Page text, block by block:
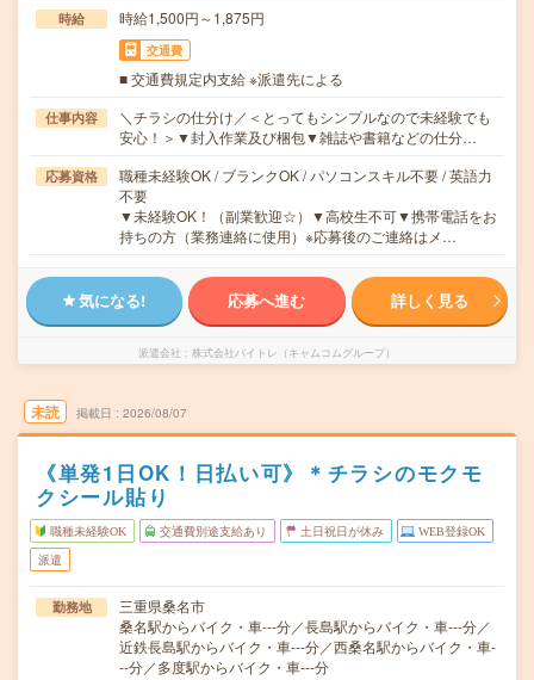
時給 時給1,500円～1,875円
交通費
■ 交通費規定内支給 ※派遣先による
仕事内容
＼チラシの仕分け／＜とってもシンプルなので未経験でも
安心！＞▼封入作業及び梱包▼雑誌や書籍などの仕分…
応募資格
職種未経験OK / ブランクOK / パソコンスキル不要 / 英語力
不要
▼未経験OK！（副業歓迎☆）▼高校生不可▼携帯電話をお
持ちの方（業務連絡に使用）※応募後のご連絡はメ…
気になる! 応募へ進む 詳しく見る
派遣会社 株式会社バイトレ（キャムコムグループ）
未読 掲載日 2026/08/07
《単発1日OK！日払い可》＊チラシのモクモ
クシール貼り
職種未経験OK 交通費別途支給あり 土日祝日が休み WEB登録OK
派遣
勤務地
三重県桑名市
桑名駅からバイク・車---分／長島駅からバイク・車---分／
近鉄長島駅からバイク・車---分／西桑名駅からバイク・車-
--分／多度駅からバイク・車---分